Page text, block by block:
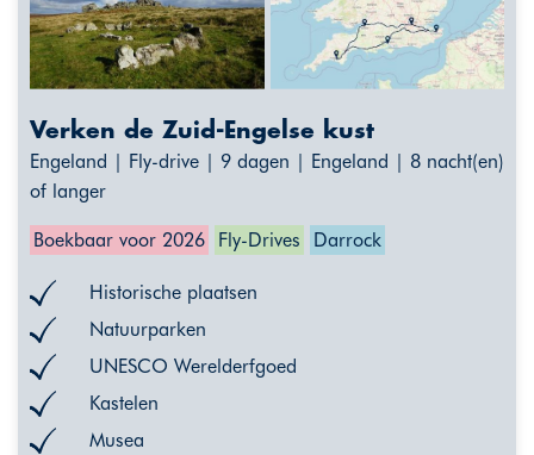
Verken de Zuid-Engelse kust
Engeland | Fly-drive | 9 dagen | Engeland | 8 nacht(en)
of langer
Boekbaar voor 2026 Fly-Drives Darrock
Historische plaatsen
Natuurparken
UNESCO Werelderfgoed
Kastelen
Musea